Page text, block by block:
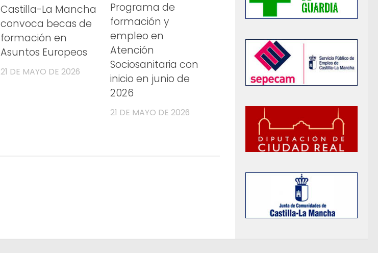
Castilla-La Mancha
convoca becas de
formación en
Asuntos Europeos
21 DE MAYO DE 2026
Programa de
formación y
empleo en
Atención
Sociosanitaria con
inicio en junio de
2026
21 DE MAYO DE 2026